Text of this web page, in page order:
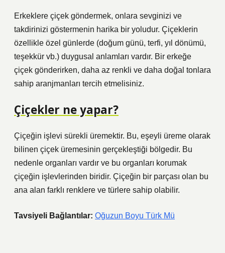
Erkeklere çiçek göndermek, onlara sevginizi ve
takdirinizi göstermenin harika bir yoludur. Çiçeklerin
özellikle özel günlerde (doğum günü, terfi, yıl dönümü,
teşekkür vb.) duygusal anlamları vardır. Bir erkeğe
çiçek gönderirken, daha az renkli ve daha doğal tonlara
sahip aranjmanları tercih etmelisiniz.
Çiçekler ne yapar?
Çiçeğin işlevi sürekli üremektir. Bu, eşeyli üreme olarak
bilinen çiçek üremesinin gerçekleştiği bölgedir. Bu
nedenle organları vardır ve bu organları korumak
çiçeğin işlevlerinden biridir. Çiçeğin bir parçası olan bu
ana alan farklı renklere ve türlere sahip olabilir.
Tavsiyeli Bağlantılar: Oğuzun Boyu Türk Mü